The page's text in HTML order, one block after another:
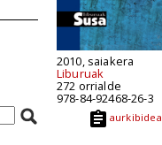
2010, saiakera
Liburuak
272 orrialde
978-84-92468-26-3
aurkibidea